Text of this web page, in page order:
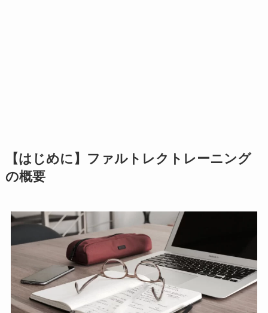
【はじめに】ファルトレクトレーニング
の概要